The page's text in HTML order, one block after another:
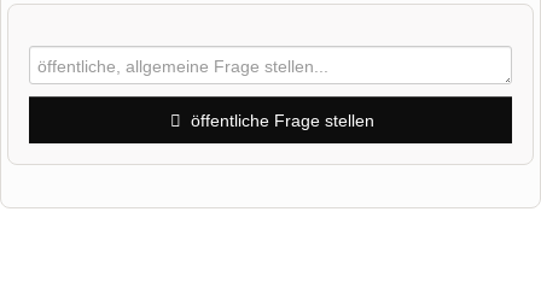
öffentliche Frage stellen